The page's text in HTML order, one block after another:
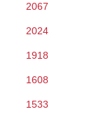
2067
2024
1918
1608
1533